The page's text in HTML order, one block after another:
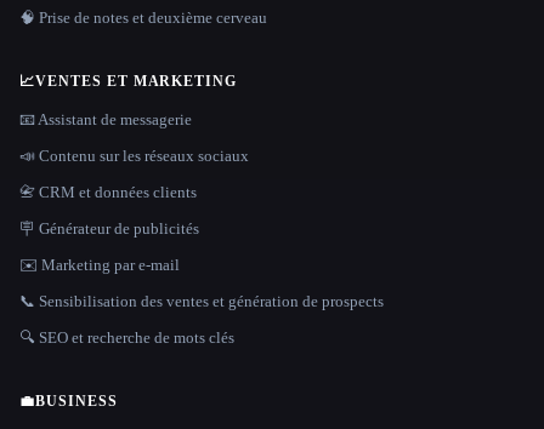
🧠 Prise de notes et deuxième cerveau
📈VENTES ET MARKETING
📧 Assistant de messagerie
📣 Contenu sur les réseaux sociaux
📇 CRM et données clients
🪧 Générateur de publicités
✉️ Marketing par e-mail
📞 Sensibilisation des ventes et génération de prospects
🔍 SEO et recherche de mots clés
💼BUSINESS